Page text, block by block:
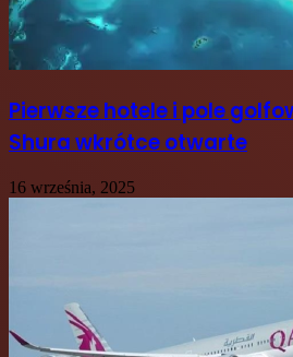
Pierwsze hotele i pole
Shura wkrótce otwarte
16 września, 2025